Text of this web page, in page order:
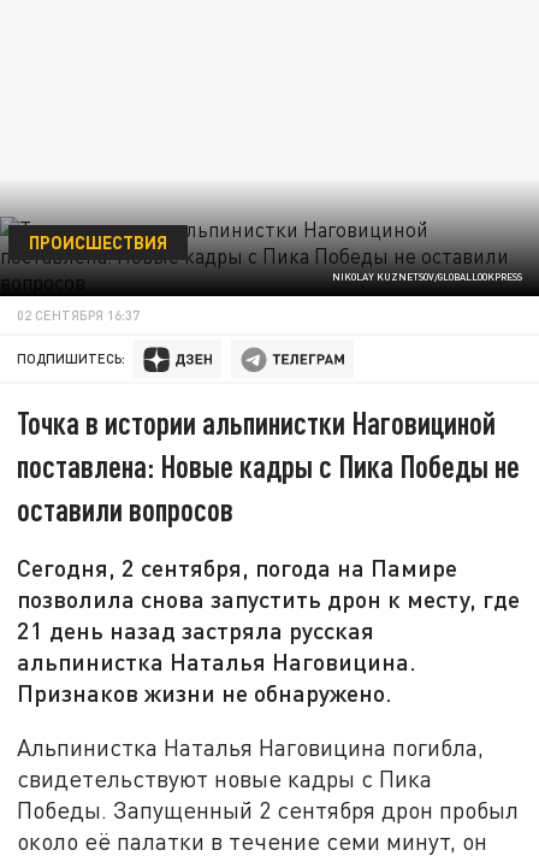
NIKOLAY KUZNETSOV/GLOBALLOOKPRESS
ПРОИСШЕСТВИЯ
02 СЕНТЯБРЯ 16:37
ПОДПИШИТЕСЬ:
Точка в истории альпинистки Наговициной
поставлена: Новые кадры с Пика Победы не
оставили вопросов
Сегодня, 2 сентября, погода на Памире
позволила снова запустить дрон к месту, где
21 день назад застряла русская
альпинистка Наталья Наговицина.
Признаков жизни не обнаружено.
Альпинистка Наталья Наговицина погибла,
свидетельствуют новые кадры с Пика
Победы. Запущенный 2 сентября дрон пробыл
около её палатки в течение семи минут, он